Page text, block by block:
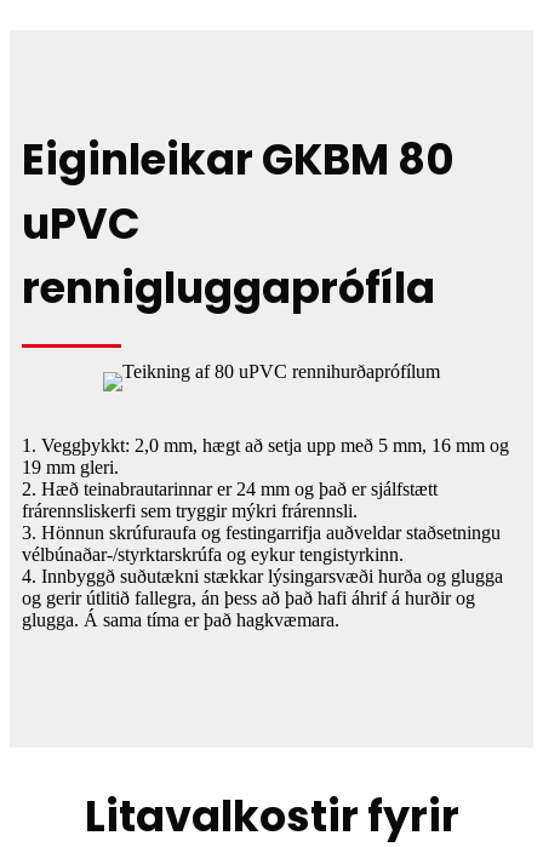
Eiginleikar GKBM 80
uPVC
rennigluggaprófíla
1. Veggþykkt: 2,0 mm, hægt að setja upp með 5 mm, 16 mm og
19 mm gleri.
2. Hæð teinabrautarinnar er 24 mm og það er sjálfstætt
frárennsliskerfi sem tryggir mýkri frárennsli.
3. Hönnun skrúfuraufa og festingarrifja auðveldar staðsetningu
vélbúnaðar-/styrktarskrúfa og eykur tengistyrkinn.
4. Innbyggð suðutækni stækkar lýsingarsvæði hurða og glugga
og gerir útlitið fallegra, án þess að það hafi áhrif á hurðir og
glugga. Á sama tíma er það hagkvæmara.
Litavalkostir fyrir